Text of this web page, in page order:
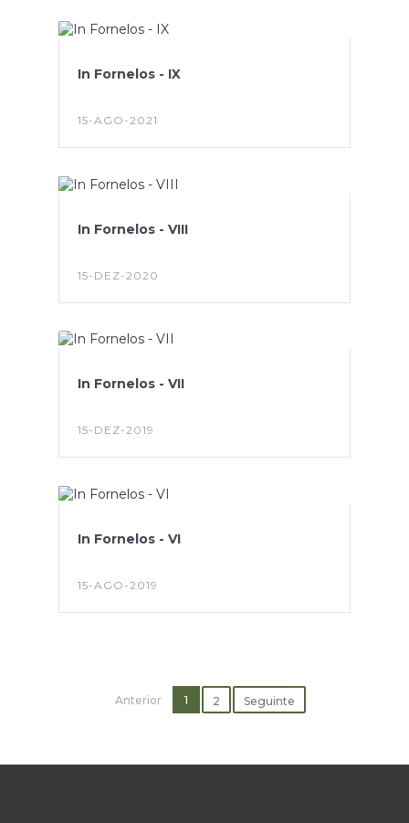
In Fornelos - IX
15-AGO-2021
In Fornelos - VIII
15-DEZ-2020
In Fornelos - VII
15-DEZ-2019
In Fornelos - VI
15-AGO-2019
Anterior 1 2 Seguinte